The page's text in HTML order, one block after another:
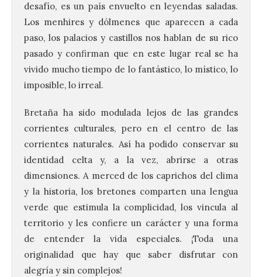
desafío, es un país envuelto en leyendas saladas.
Los menhires y dólmenes que aparecen a cada
paso, los palacios y castillos nos hablan de su rico
pasado y confirman que en este lugar real se ha
vivido mucho tiempo de lo fantástico, lo místico, lo
imposible, lo irreal.
Bretaña ha sido modulada lejos de las grandes
corrientes culturales, pero en el centro de las
corrientes naturales. Así ha podido conservar su
identidad celta y, a la vez, abrirse a otras
dimensiones. A merced de los caprichos del clima
y la historia, los bretones comparten una lengua
verde que estimula la complicidad, los vincula al
territorio y les confiere un carácter y una forma
de entender la vida especiales. ¡Toda una
originalidad que hay que saber disfrutar con
alegría y sin complejos!